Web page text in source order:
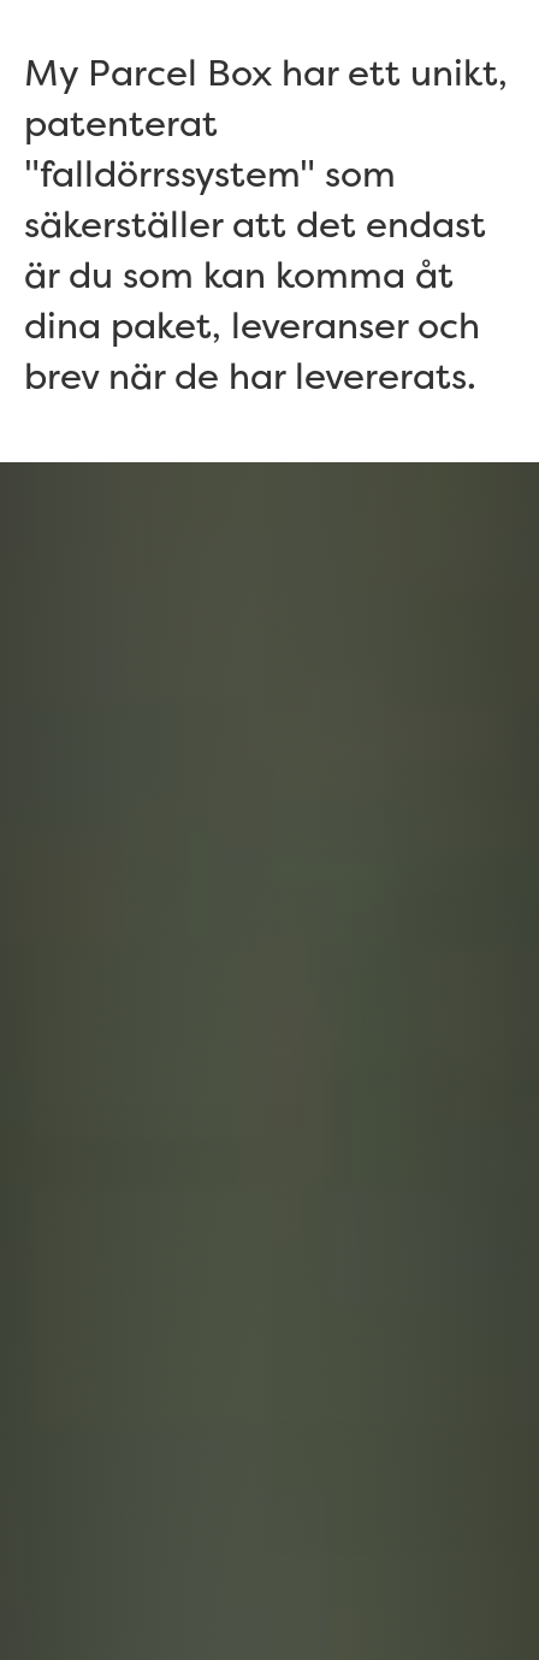
My Parcel Box har ett unikt,
patenterat
"falldörrssystem" som
säkerställer att det endast
är du som kan komma åt
dina paket, leveranser och
brev när de har levererats.